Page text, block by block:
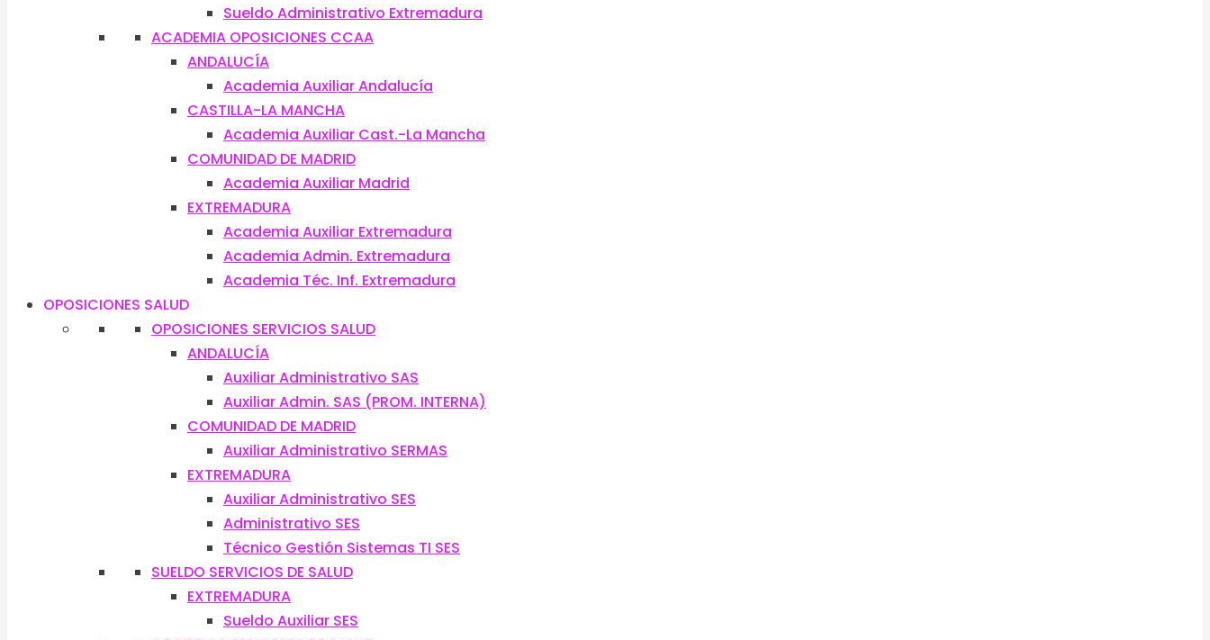
Sueldo Administrativo Extremadura
ACADEMIA OPOSICIONES CCAA
ANDALUCÍA
Academia Auxiliar Andalucía
CASTILLA-LA MANCHA
Academia Auxiliar Cast.-La Mancha
COMUNIDAD DE MADRID
Academia Auxiliar Madrid
EXTREMADURA
Academia Auxiliar Extremadura
Academia Admin. Extremadura
Academia Téc. Inf. Extremadura
OPOSICIONES SALUD
OPOSICIONES SERVICIOS SALUD
ANDALUCÍA
Auxiliar Administrativo SAS
Auxiliar Admin. SAS (PROM. INTERNA)
COMUNIDAD DE MADRID
Auxiliar Administrativo SERMAS
EXTREMADURA
Auxiliar Administrativo SES
Administrativo SES
Técnico Gestión Sistemas TI SES
SUELDO SERVICIOS DE SALUD
EXTREMADURA
Sueldo Auxiliar SES